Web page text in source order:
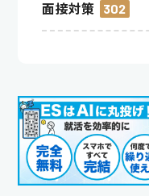
面接対策 302